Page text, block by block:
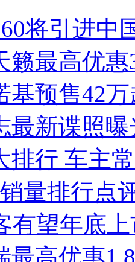
将引进中
籁最高优
基预售42
最新谍照
排行 车主
量排行点
有望年底
最高优惠